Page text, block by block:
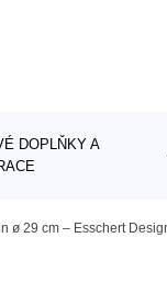
DOPLŇKY A
ø 29 cm – Esschert